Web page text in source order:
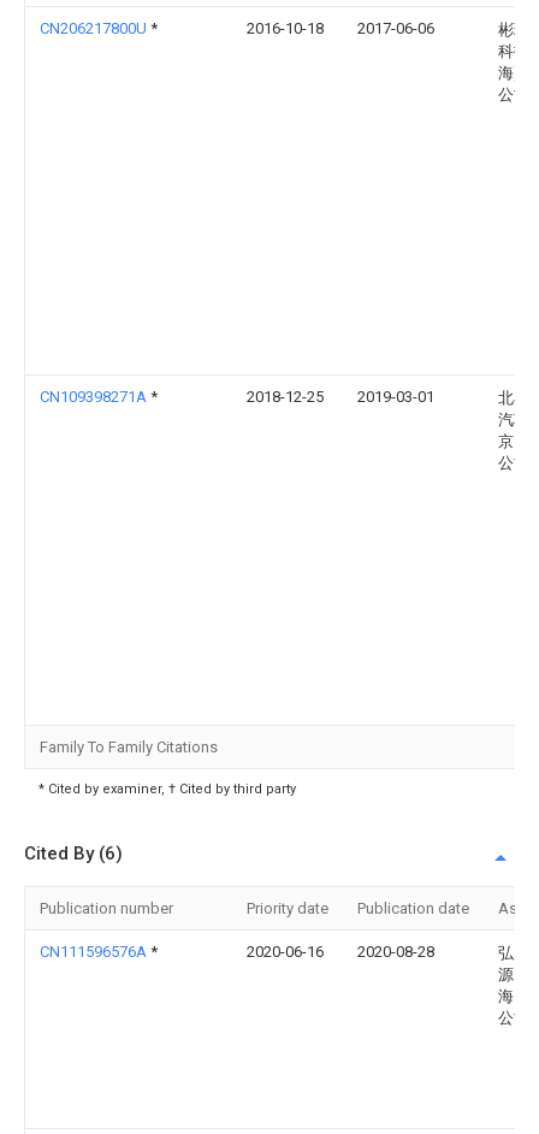
CN206217800U * 2016-10-18 2017-06-06
彬瑜
科技
海)有
公司
CN109398271A * 2018-12-25 2019-03-01
北斗
汽车
京）
公司
Family To Family Citations
* Cited by examiner, † Cited by third party
Cited By (6)
Publication number Priority date Publication date
CN111596576A * 2020-06-16 2020-08-28
弘允
源（
海）
公司